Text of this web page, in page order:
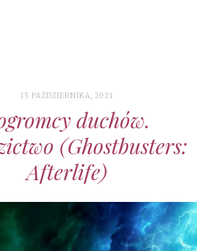
15 PAŹDZIERNIKA, 2021
duchów.
(Ghostbusters:
Afterlife)